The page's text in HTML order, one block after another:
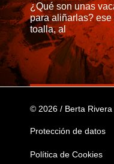
¿Qué son unas
para aliñarlas?
toalla, al
© 2026 / Berta Rivera
Protección de datos
Política de Cookies